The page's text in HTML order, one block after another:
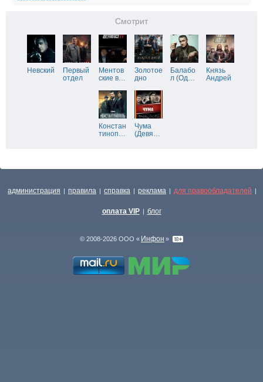
Смотрит
Невский
Первый
отдел
Ментов
ские в…
Золотое
дно
Балабо
л (Од…
Князь
Андрей
Констан
тиноп…
Чума
(Девя…
администрация | правила | справка | реклама | для правообладателей |
оплата VIP | блог
© 2008-2026 ООО « Инфон »